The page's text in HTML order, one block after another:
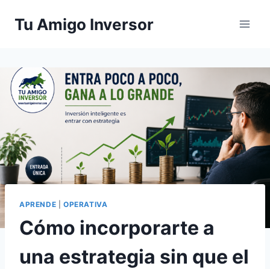
Tu Amigo Inversor
APRENDE OPERATIVA
Cómo incorporarte a
una estrategia sin que el